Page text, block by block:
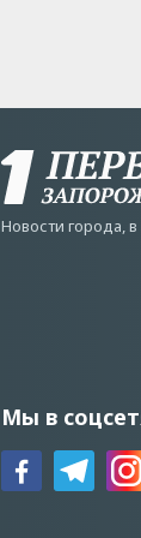
Новости города,
Мы в